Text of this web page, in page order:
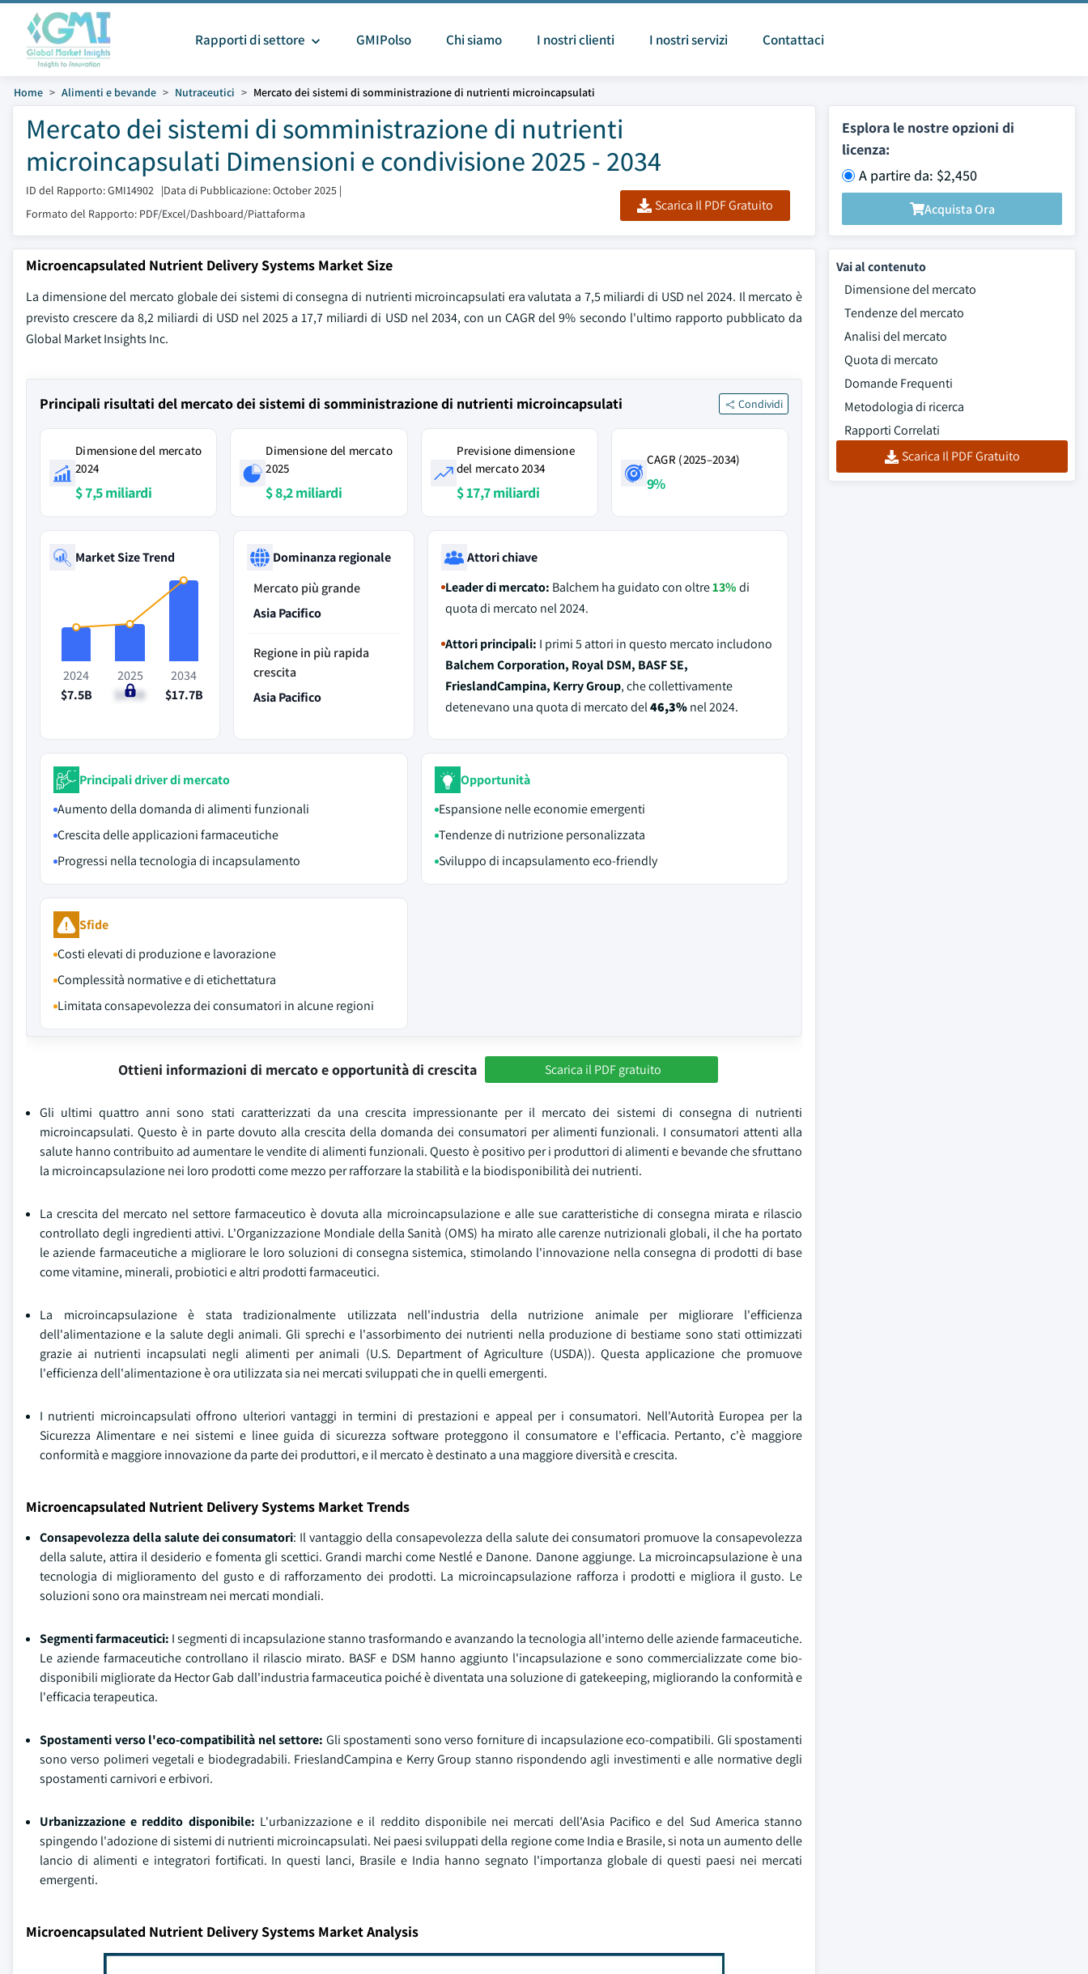
Rapporti di settore GMIPolso Chi siamo I nostri clienti I nostri servizi Contattaci
Home Alimenti e bevande Nutraceutici Mercato dei sistemi di somministrazione di nutrienti microincapsulati
Mercato dei sistemi di somministrazione di nutrienti
microincapsulati Dimensioni e condivisione 2025 - 2034
ID del Rapporto: GMI14902 |Data di Pubblicazione: October 2025 |
Formato del Rapporto: PDF/Excel/Dashboard/Piattaforma
Scarica Il PDF Gratuito
Esplora le nostre opzioni di
licenza:
A partire da: $2,450
Acquista Ora
Microencapsulated Nutrient Delivery Systems Market Size
La dimensione del mercato globale dei sistemi di consegna di nutrienti microincapsulati era valutata a 7,5 miliardi di USD nel 2024. Il mercato è
previsto crescere da 8,2 miliardi di USD nel 2025 a 17,7 miliardi di USD nel 2034, con un CAGR del 9% secondo l'ultimo rapporto pubblicato da
Global Market Insights Inc.
Principali risultati del mercato dei sistemi di somministrazione di nutrienti microincapsulati Condividi
Dimensione del mercato
2024
$ 7,5 miliardi
Dimensione del mercato
2025
$ 8,2 miliardi
Previsione dimensione
del mercato 2034
$ 17,7 miliardi
CAGR (2025–2034)
9%
Market Size Trend
2024
$7.5B
2025
$8.2B
2034
$17.7B
Dominanza regionale
Mercato più grande
Asia Pacifico
Regione in più rapida
crescita
Asia Pacifico
Attori chiave
Leader di mercato: Balchem ha guidato con oltre13%di
quota di mercato nel 2024.
Attori principali: I primi 5 attori in questo mercato includono
Balchem Corporation, Royal DSM, BASF SE,
FrieslandCampina, Kerry Group, che collettivamente
detenevano una quota di mercato del46,3%nel 2024.
Principali driver di mercato
Aumento della domanda di alimenti funzionali
Crescita delle applicazioni farmaceutiche
Progressi nella tecnologia di incapsulamento
Opportunità
Espansione nelle economie emergenti
Tendenze di nutrizione personalizzata
Sviluppo di incapsulamento eco-friendly
Sfide
Costi elevati di produzione e lavorazione
Complessità normative e di etichettatura
Limitata consapevolezza dei consumatori in alcune regioni
Ottieni informazioni di mercato e opportunità di crescita Scarica il PDF gratuito
Gli ultimi quattro anni sono stati caratterizzati da una crescita impressionante per il mercato dei sistemi di consegna di nutrienti
microincapsulati. Questo è in parte dovuto alla crescita della domanda dei consumatori per alimenti funzionali. I consumatori attenti alla
salute hanno contribuito ad aumentare le vendite di alimenti funzionali. Questo è positivo per i produttori di alimenti e bevande che sfruttano
la microincapsulazione nei loro prodotti come mezzo per rafforzare la stabilità e la biodisponibilità dei nutrienti.
La crescita del mercato nel settore farmaceutico è dovuta alla microincapsulazione e alle sue caratteristiche di consegna mirata e rilascio
controllato degli ingredienti attivi. L'Organizzazione Mondiale della Sanità (OMS) ha mirato alle carenze nutrizionali globali, il che ha portato
le aziende farmaceutiche a migliorare le loro soluzioni di consegna sistemica, stimolando l'innovazione nella consegna di prodotti di base
come vitamine, minerali, probiotici e altri prodotti farmaceutici.
La microincapsulazione è stata tradizionalmente utilizzata nell'industria della nutrizione animale per migliorare l'efficienza
dell'alimentazione e la salute degli animali. Gli sprechi e l'assorbimento dei nutrienti nella produzione di bestiame sono stati ottimizzati
grazie ai nutrienti incapsulati negli alimenti per animali (U.S. Department of Agriculture (USDA)). Questa applicazione che promuove
l'efficienza dell'alimentazione è ora utilizzata sia nei mercati sviluppati che in quelli emergenti.
I nutrienti microincapsulati offrono ulteriori vantaggi in termini di prestazioni e appeal per i consumatori. Nell'Autorità Europea per la
Sicurezza Alimentare e nei sistemi e linee guida di sicurezza software proteggono il consumatore e l'efficacia. Pertanto, c'è maggiore
conformità e maggiore innovazione da parte dei produttori, e il mercato è destinato a una maggiore diversità e crescita.
Microencapsulated Nutrient Delivery Systems Market Trends
Consapevolezza della salute dei consumatori: Il vantaggio della consapevolezza della salute dei consumatori promuove la consapevolezza
della salute, attira il desiderio e fomenta gli scettici. Grandi marchi come Nestlé e Danone. Danone aggiunge. La microincapsulazione è una
tecnologia di miglioramento del gusto e di rafforzamento dei prodotti. La microincapsulazione rafforza i prodotti e migliora il gusto. Le
soluzioni sono ora mainstream nei mercati mondiali.
Segmenti farmaceutici: I segmenti di incapsulazione stanno trasformando e avanzando la tecnologia all'interno delle aziende farmaceutiche.
Le aziende farmaceutiche controllano il rilascio mirato. BASF e DSM hanno aggiunto l'incapsulazione e sono commercializzate come bio-
disponibili migliorate da Hector Gab dall'industria farmaceutica poiché è diventata una soluzione di gatekeeping, migliorando la conformità e
l'efficacia terapeutica.
Spostamenti verso l'eco-compatibilità nel settore: Gli spostamenti sono verso forniture di incapsulazione eco-compatibili. Gli spostamenti
sono verso polimeri vegetali e biodegradabili. FrieslandCampina e Kerry Group stanno rispondendo agli investimenti e alle normative degli
spostamenti carnivori e erbivori.
Urbanizzazione e reddito disponibile: L'urbanizzazione e il reddito disponibile nei mercati dell'Asia Pacifico e del Sud America stanno
spingendo l'adozione di sistemi di nutrienti microincapsulati. Nei paesi sviluppati della regione come India e Brasile, si nota un aumento delle
lancio di alimenti e integratori fortificati. In questi lanci, Brasile e India hanno segnato l'importanza globale di questi paesi nei mercati
emergenti.
Microencapsulated Nutrient Delivery Systems Market Analysis
Vai al contenuto
Dimensione del mercato
Tendenze del mercato
Analisi del mercato
Quota di mercato
Domande Frequenti
Metodologia di ricerca
Rapporti Correlati
Scarica Il PDF Gratuito